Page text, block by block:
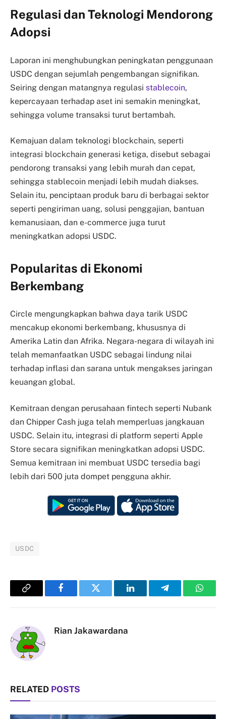
Regulasi dan Teknologi Mendorong
Adopsi
Laporan ini menghubungkan peningkatan penggunaan
USDC dengan sejumlah pengembangan signifikan.
Seiring dengan matangnya regulasi stablecoin,
kepercayaan terhadap aset ini semakin meningkat,
sehingga volume transaksi turut bertambah.
Kemajuan dalam teknologi blockchain, seperti
integrasi blockchain generasi ketiga, disebut sebagai
pendorong transaksi yang lebih murah dan cepat,
sehingga stablecoin menjadi lebih mudah diakses.
Selain itu, penciptaan produk baru di berbagai sektor
seperti pengiriman uang, solusi penggajian, bantuan
kemanusiaan, dan e-commerce juga turut
meningkatkan adopsi USDC.
Popularitas di Ekonomi
Berkembang
Circle mengungkapkan bahwa daya tarik USDC
mencakup ekonomi berkembang, khususnya di
Amerika Latin dan Afrika. Negara-negara di wilayah ini
telah memanfaatkan USDC sebagai lindung nilai
terhadap inflasi dan sarana untuk mengakses jaringan
keuangan global.
Kemitraan dengan perusahaan fintech seperti Nubank
dan Chipper Cash juga telah memperluas jangkauan
USDC. Selain itu, integrasi di platform seperti Apple
Store secara signifikan meningkatkan adopsi USDC.
Semua kemitraan ini membuat USDC tersedia bagi
lebih dari 500 juta dompet pengguna akhir.
USDC
Copy
FacebookTwitter LinkedInTelegram
Rian Jakawardana
RELATED POSTS